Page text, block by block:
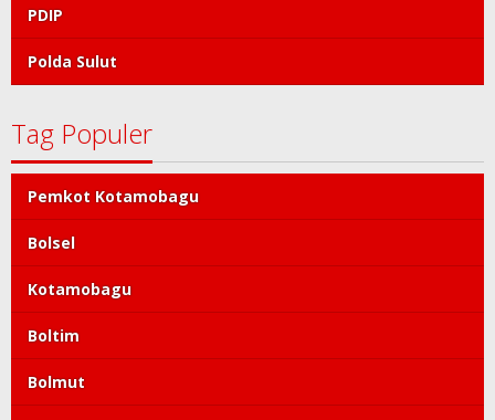
PDIP
Polda Sulut
Tag Populer
Pemkot Kotamobagu
Bolsel
Kotamobagu
Boltim
Bolmut